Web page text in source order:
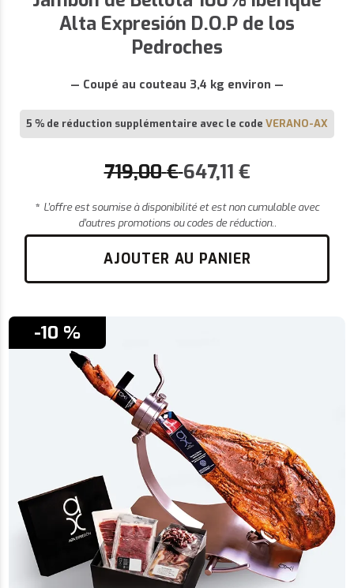
Alta Expresión D.O.P de los
Pedroches
— Coupé au couteau 3,4 kg environ —
5 % de réduction supplémentaire avec le code VERANO-AX
719,00€647,11 €
* L’offre est soumise à disponibilité et est non cumulable avec
d’autres promotions ou codes de réduction..
AJOUTER AU PANIER
-10 %